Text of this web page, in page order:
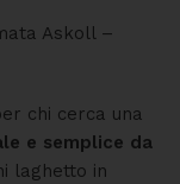
Askoll –
chi cerca una
e semplice da
laghetto in